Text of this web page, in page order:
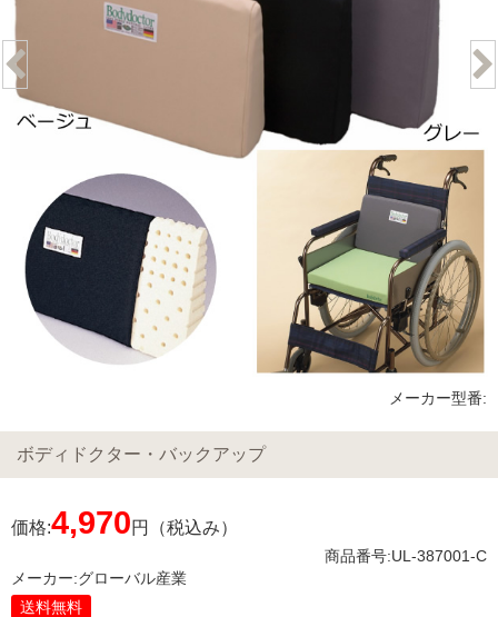
メーカー型番:
ボディドクター・バックアップ
価格:4,970円（税込み）
商品番号:UL-387001-C
メーカー:グローバル産業
送料無料